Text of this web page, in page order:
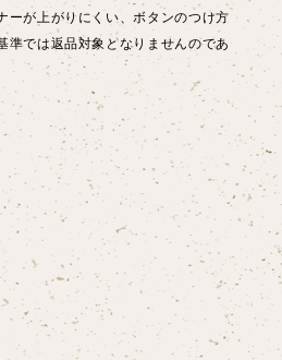
ーが上がりにくい、ボタンのつけ方
準では返品対象となりませんのであ